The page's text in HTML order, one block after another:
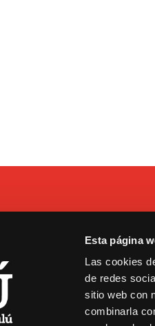
Esta página
Las cookies
de redes
sitio web con
combinarla